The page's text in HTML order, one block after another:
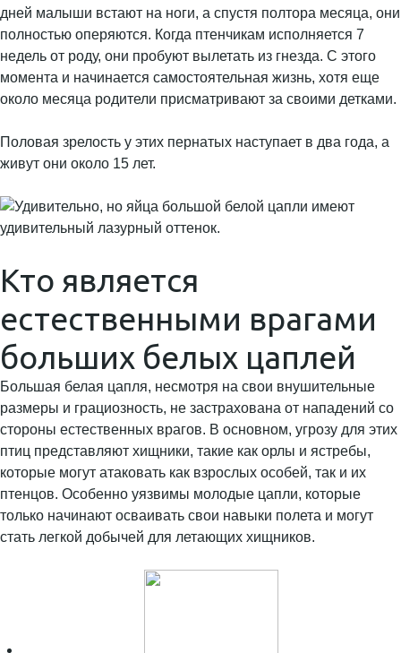
дней малыши встают на ноги, а спустя полтора месяца, они
полностью оперяются. Когда птенчикам исполняется 7
недель от роду, они пробуют вылетать из гнезда. С этого
момента и начинается самостоятельная жизнь, хотя еще
около месяца родители присматривают за своими детками.
Половая зрелость у этих пернатых наступает в два года, а
живут они около 15 лет.
Кто является
естественными врагами
больших белых цаплей
Большая белая цапля, несмотря на свои внушительные
размеры и грациозность, не застрахована от нападений со
стороны естественных врагов. В основном, угрозу для этих
птиц представляют хищники, такие как орлы и ястребы,
которые могут атаковать как взрослых особей, так и их
птенцов. Особенно уязвимы молодые цапли, которые
только начинают осваивать свои навыки полета и могут
стать легкой добычей для летающих хищников.